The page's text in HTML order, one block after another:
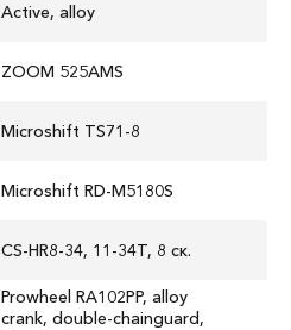
Active, alloy
ZOOM 525AMS
Microshift TS71-8
Microshift RD-M5180S
CS-HR8-34, 11-34T, 8 ск.
Prowheel RA102PP, alloy
crank, double-chainguard,